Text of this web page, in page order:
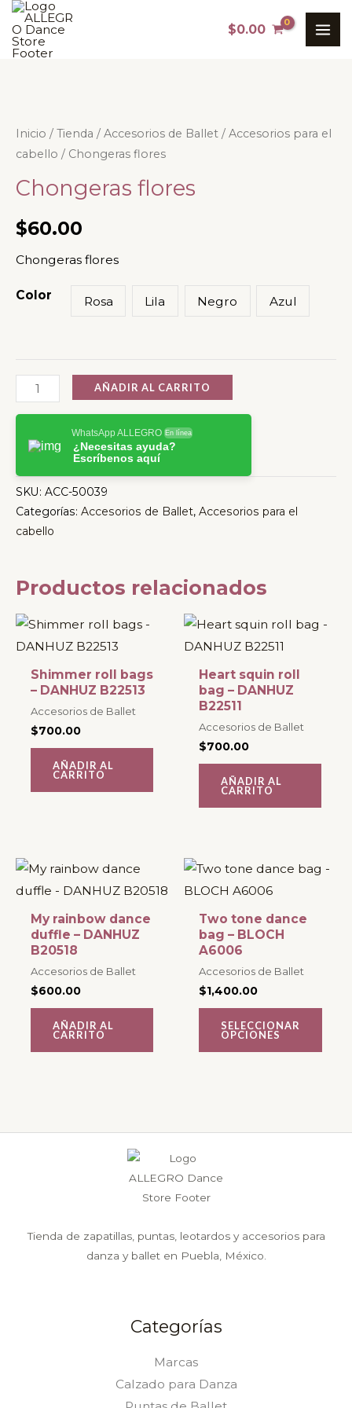
contenido
$0.00
Inicio / Tienda / Accesorios de Ballet / Accesorios para el
cabello / Chongeras flores
Chongeras flores
$60.00
Chongeras flores
Color Rosa Lila Negro Azul
Chongeras
flores
cantidad
AÑADIR AL CARRITO
WhatsApp ALLEGRO En línea
¿Necesitas ayuda?
Escríbenos aquí
SKU: ACC-50039
Categorías: Accesorios de Ballet, Accesorios para el
cabello
Productos relacionados
Shimmer roll bags
– DANHUZ B22513
Accesorios de Ballet
$700.00
AÑADIR AL
CARRITO
Heart squin roll
bag – DANHUZ
B22511
Accesorios de Ballet
$700.00
AÑADIR AL
CARRITO
My rainbow dance
duffle – DANHUZ
B20518
Accesorios de Ballet
$600.00
AÑADIR AL
CARRITO
Two tone dance
bag – BLOCH
A6006
Accesorios de Ballet
$1,400.00
SELECCIONAR
OPCIONES
Este
producto
tiene
múltiples
variantes.
Las
opciones
pueden
página
producto
Tienda de zapatillas, puntas, leotardos y accesorios para
danza y ballet en Puebla, México.
Categorías
Marcas
Calzado para Danza